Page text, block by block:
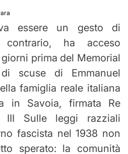
essere un gesto di
contrario, ha acceso
prima del Memorial
scuse di Emmanuel
famiglia reale italiana
in Savoia, firmata Re
III Sulle leggi razziali
fascista nel 1938 non
sperato: la comunità